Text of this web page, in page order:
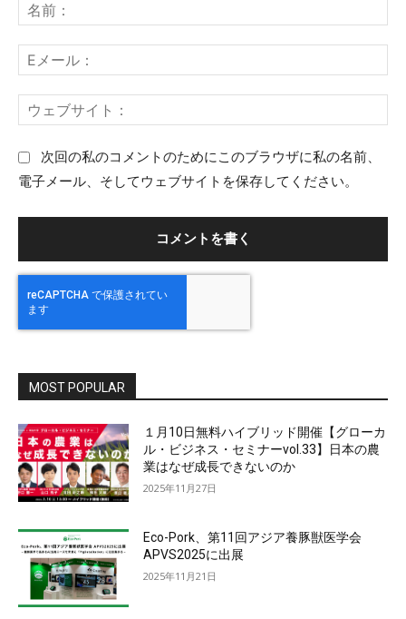
メ
ト
：
前
メ
ル
ェ
次回の私のコメントのためにこのブラウザに私の名前、
電子メール、そしてウェブサイトを保存してください。
MOST POPULAR
１月10日無料ハイブリッド開催【グローカ
ル・ビジネス・セミナーvol.33】日本の農
業はなぜ成長できないのか
2025年11月27日
Eco-Pork、第11回アジア養豚獣医学会
APVS2025に出展
2025年11月21日